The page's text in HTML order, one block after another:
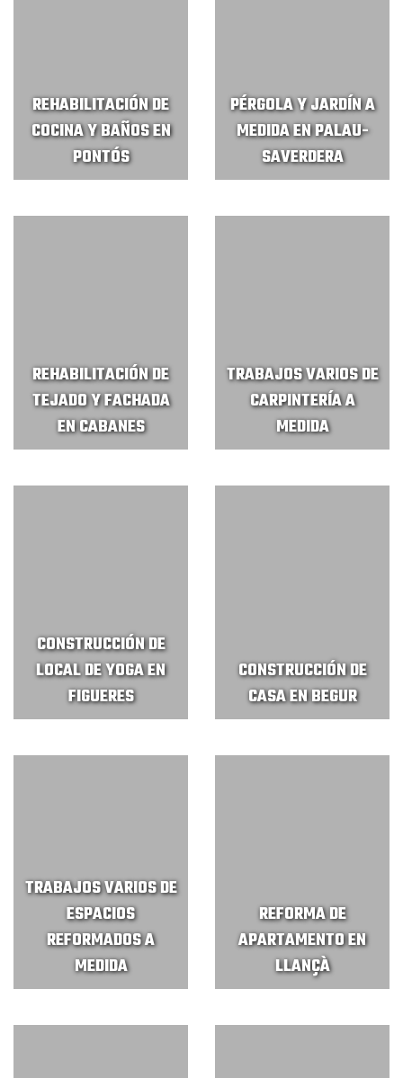
REHABILITACIÓN DE
COCINA Y BAÑOS EN
PONTÓS
PÉRGOLA Y JARDÍN A
MEDIDA EN PALAU-
SAVERDERA
REHABILITACIÓN DE
TEJADO Y FACHADA
EN CABANES
TRABAJOS VARIOS DE
CARPINTERÍA A
MEDIDA
CONSTRUCCIÓN DE
LOCAL DE YOGA EN
FIGUERES
CONSTRUCCIÓN DE
CASA EN BEGUR
TRABAJOS VARIOS DE
ESPACIOS
REFORMADOS A
MEDIDA
REFORMA DE
APARTAMENTO EN
LLANÇÀ